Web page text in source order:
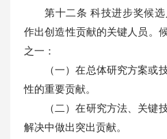
第十二条 科技进步奖候
作出创造性贡献的关键人员。
之一：
（一）在总体研究方案或
性的重要贡献。
（二）在研究方法、关键
解决中做出突出贡献。